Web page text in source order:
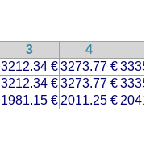
3 4
3212.34 €3273.77 €
3212.34 €3273.77 €
1981.15 € 2011.25 €